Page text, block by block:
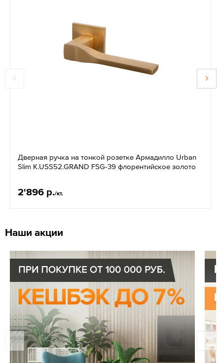
Дверная ручка на тонкой розетке Армадилло Urban
Slim K.USS52.GRAND FSG-39 флорентийское золото
2'896 р./кт.
Наши акции